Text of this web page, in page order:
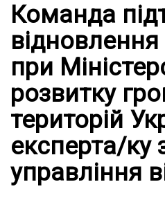
Команда
при
розвитку
територій
експерта/ку
управління